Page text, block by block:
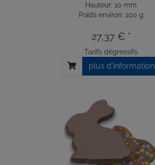
Hauteur: 10 mm
Poids environ: 100 g
27,37 € *
Tarifs dégressifs
plus d'information